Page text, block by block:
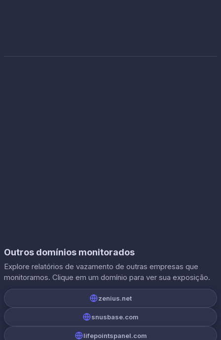
Outros domínios monitorados
Explore relatórios de vazamento de outras empresas que
monitoramos. Clique em um domínio para ver sua exposição.
zenius.net
snusbase.com
lifepointspanel.com